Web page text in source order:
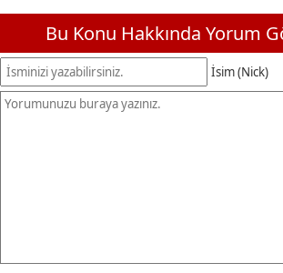
Bu Konu Hakkında Yorum
İsim (Nick)